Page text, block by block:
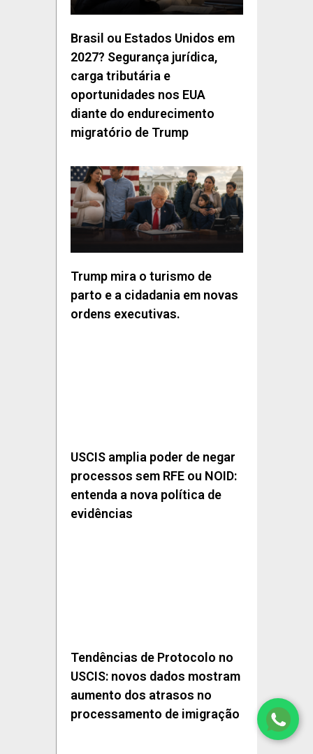
Brasil ou Estados Unidos em
2027? Segurança jurídica,
carga tributária e
oportunidades nos EUA
diante do endurecimento
migratório de Trump
Trump mira o turismo de
parto e a cidadania em novas
ordens executivas.
USCIS amplia poder de negar
processos sem RFE ou NOID:
entenda a nova política de
evidências
Tendências de Protocolo no
USCIS: novos dados mostram
aumento dos atrasos no
processamento de imigração